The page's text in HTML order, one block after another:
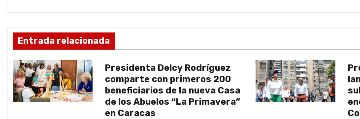
ó
n
d
e
Entrada relacionada
Presidenta Delcy Rodríguez
comparte con primeros 200
beneficiarios de la nueva Casa
de los Abuelos “La Primavera”
en Caracas